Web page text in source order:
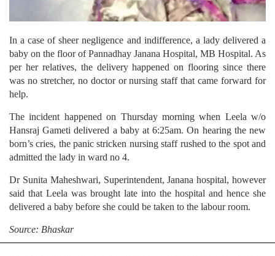
In a case of sheer negligence and indifference, a lady delivered a
baby on the floor of Pannadhay Janana Hospital, MB Hospital. As
per her relatives, the delivery happened on flooring since there
was no stretcher, no doctor or nursing staff that came forward for
help.
The incident happened on Thursday morning when Leela w/o
Hansraj Gameti delivered a baby at 6:25am. On hearing the new
born’s cries, the panic stricken nursing staff rushed to the spot and
admitted the lady in ward no 4.
Dr Sunita Maheshwari, Superintendent, Janana hospital, however
said that Leela was brought late into the hospital and hence she
delivered a baby before she could be taken to the labour room.
Source: Bhaskar